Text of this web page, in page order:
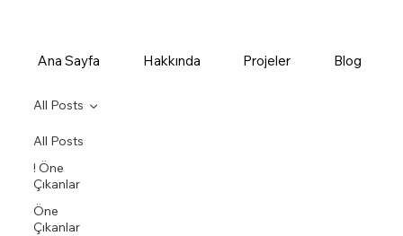
Ana Sayfa Hakkında Projeler Blog
All Posts
! Öne
Çıkanlar
Öne
Çıkanlar
All Posts